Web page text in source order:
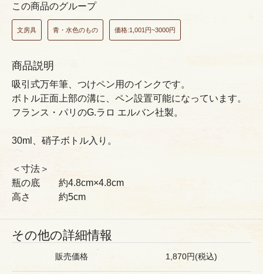
この商品のグループ
文房具 青・水色のもの 価格:1,001円~3000円
商品説明
吸引式万年筆、つけペン用のインクです。
ボトル正面上部の溝に、ペン設置可能になっています。
フランス・パリのG.ラロ エルバン社製。
30ml、硝子ボトル入り。
＜寸法＞
瓶の底 約4.8cm×4.8cm
高さ 約5cm
その他の詳細情報
販売価格 1,870円(税込)